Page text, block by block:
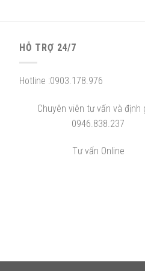
HỖ TRỢ 24/7
Hotline :0903.178.976
Chuyên viên tư vấn và định
0946.838.237
Tư vấn Online